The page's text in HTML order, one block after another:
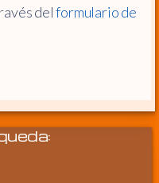
delformulario de